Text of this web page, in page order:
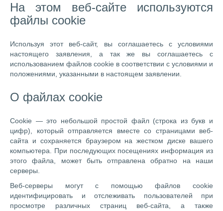
На этом веб-сайте используются
файлы cookie
Используя этот веб-сайт, вы соглашаетесь с условиями
настоящего заявления, а так же вы соглашаетесь с
использованием файлов cookie в соответствии с условиями и
положениями, указанными в настоящем заявлении.
О файлах cookie
Cookie — это небольшой простой файл (строка из букв и
цифр), который отправляется вместе со страницами веб-
сайта и сохраняется браузером на жестком диске вашего
компьютера. При последующих посещениях информация из
этого файла, может быть отправлена обратно на наши
серверы.
Веб-серверы могут с помощью файлов cookie
идентифицировать и отслеживать пользователей при
просмотре различных страниц веб-сайта, а также